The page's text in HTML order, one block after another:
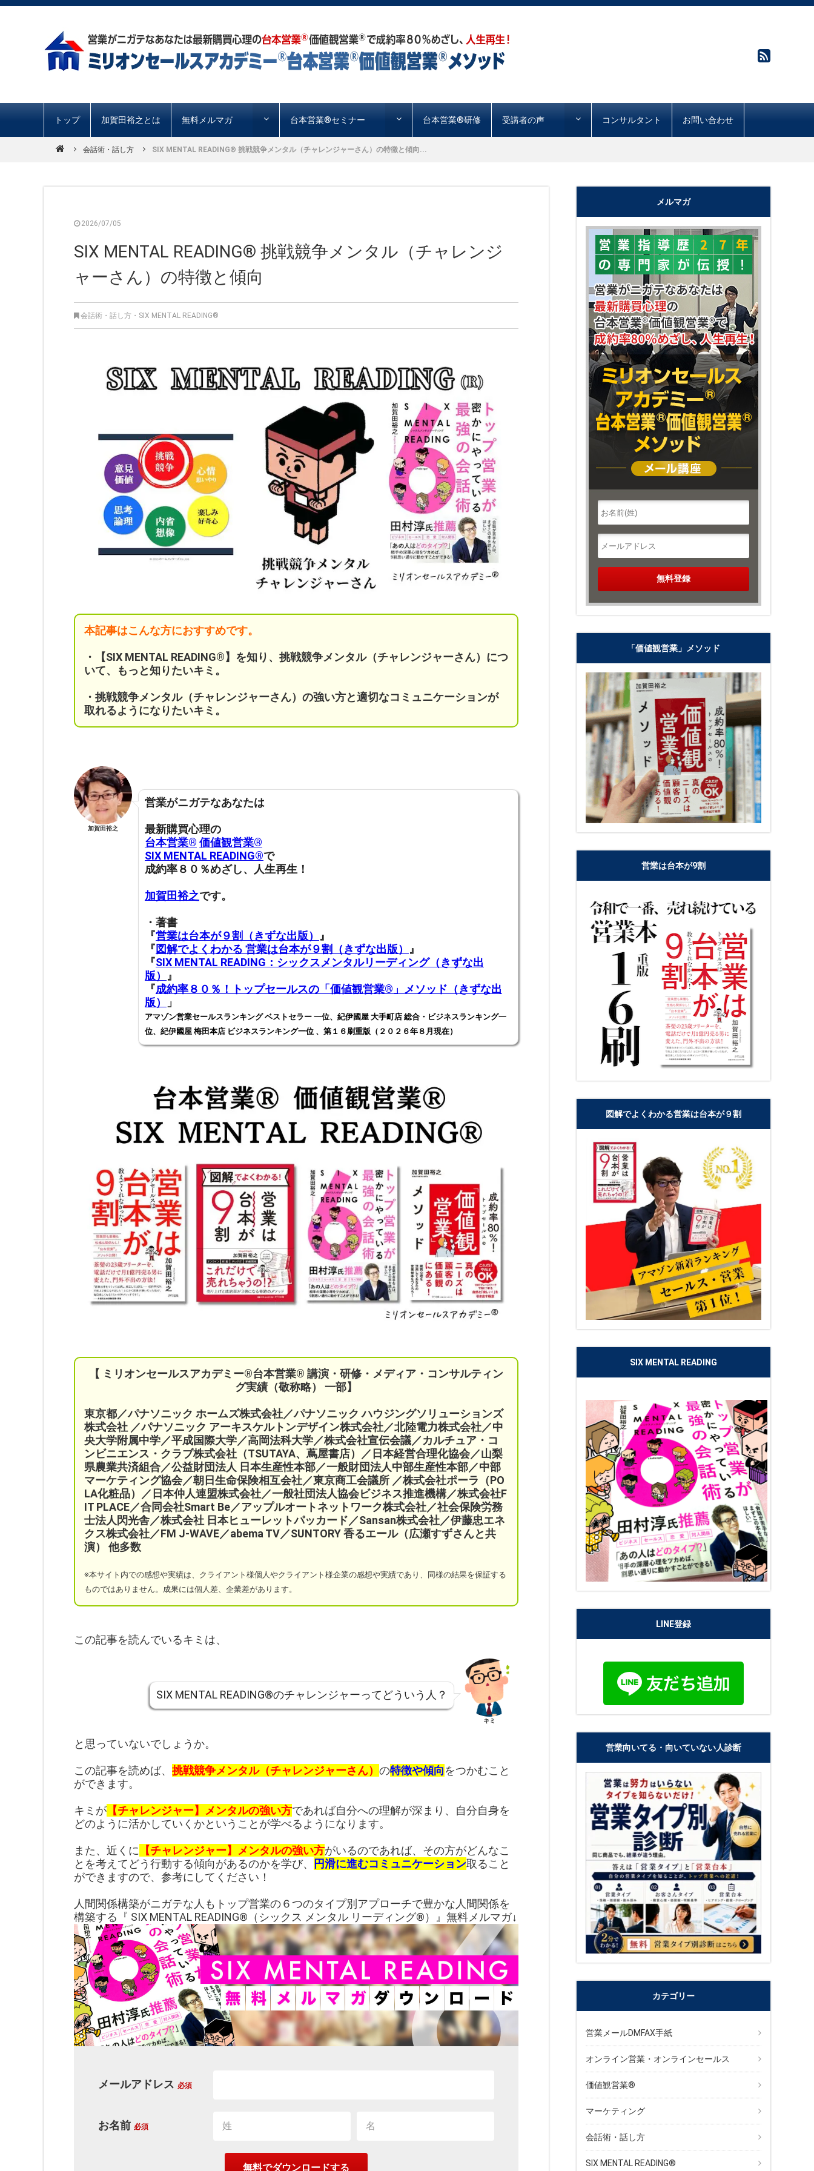
トップ 加賀田裕之とは 無料メルマガ 台本営業®︎セミナー 台本営業®︎研修 受講者の声 コンサルタント お問い合わせ
会話術・話し方 SIX MENTAL READING® 挑戦競争メンタル（チャレンジャーさん）の特徴と傾向...
2026/07/05
SIX MENTAL READING® 挑戦競争メンタル（チャレンジ
ャーさん）の特徴と傾向
会話術・話し方 ・ SIX MENTAL READING®︎
本記事はこんな方におすすめです。
・【SIX MENTAL READING®︎】を知り、挑戦競争メンタル（チャレンジャーさん）につ
いて、もっと知りたいキミ 。
・挑戦競争メンタル（チャレンジャーさん）の強い方と適切なコミュニケーションが
取れるようになりたいキミ。
加賀田裕之
営業がニガテなあなたは
最新購買心理の
台本営業®︎ 価値観営業®︎
SIX MENTAL READING®︎で
成約率８０％めざし、人生再生！
加賀田裕之です。
・著書
『営業は台本が９割（きずな出版）
』
『図解でよくわかる 営業は台本が９割（きずな出版）
』
『SIX MENTAL READING：シックスメンタルリーディング（きずな出
版）
』
『成約率８０％！トップセールスの「価値観営業®️」メソッド（きずな出
版）
」
アマゾン営業セールスランキング ベストセラー 一位、紀伊國屋 大手町店 総合・ビジネスランキング一
位、紀伊國屋 梅田本店 ビジネスランキング一位 、第１６刷重版（２０２６年８月現在）
【 ミリオンセールスアカデミー®︎台本営業®︎ 講演・研修・メディア・コンサルティン
グ実績（敬称略） 一部】
東京都／パナソニック ホームズ株式会社／パナソニック ハウジングソリューションズ
株式会社 ／パナソニック アーキスケルトンデザイン株式会社／北陸電力株式会社／中
央大学附属中学／平成国際大学／高岡法科大学／株式会社宣伝会議／カルチュア・コ
ンビニエンス・クラブ株式会社（TSUTAYA、蔦屋書店）／ 日本経営合理化協会／山梨
県農業共済組合／公益財団法人 日本生産性本部／一般財団法人中部生産性本部／中部
マーケティング協会／朝日生命保険相互会社／東京商工会議所 ／株式会社ポーラ（PO
LA化粧品）
／日本仲人連盟株式会社／一般社団法人協会ビジネス推進機構／株式会社F
IT PLACE／合同会社Smart Be／アップルオートネットワーク株式会社／社会保険労務
士法人閃光舎／株式会社 日本ヒューレットパッカード／Sansan株式会社／伊藤忠エネ
クス株式会社／FM J-WAVE／abema TV／SUNTORY 香るエール（広瀬すずさんと共
演） 他多数
※本サイト 内での感想や実績は、クライアント様個人やクライアント様企業の感想や実績であり、同様の結果を保証する
ものではありません。成果には個人差、企業差があります。
この記事を読んでいるキミは、
SIX MENTAL READING®のチャレンジャーってどういう人？
キミ
と思っていないでしょうか。
この記事を読めば、 挑戦競争メンタル（チャレンジャーさん） の特徴や傾向をつかむこと
ができます。
キミが 【チャレンジャー】メンタルの強い方であれば自分への理解が深まり、自分自身を
どのように活かしていくかということが学べるようになります。
また、近くに 【チャレンジャー】メンタルの強い方がいるのであれば、その方がどんなこ
とを考えてどう行動する傾向があるのかを学び、
円滑に進むコミュニケーション取ること
ができますので、参考にしてください！
人間関係構築がニガテな人もトップ営業の６つのタイプ別アプローチで豊かな人間関係を
構築する『 SIX MENTAL READING®︎（シックス メンタル リーディング®︎）』無料メルマガ↓
メールアドレス 必須
お名前 必須
メルマガ
「価値観営業」メソッド
営業は台本が9割
図解でよくわかる営業は台本が９割
SIX MENTAL READING
LINE登録
営業向いてる・向いていない人診断
カテゴリー
営業メールDMFAX手紙
オンライン営業・オンラインセールス
価値観営業®︎
マーケティング
会話術・話し方
SIX MENTAL READING®︎